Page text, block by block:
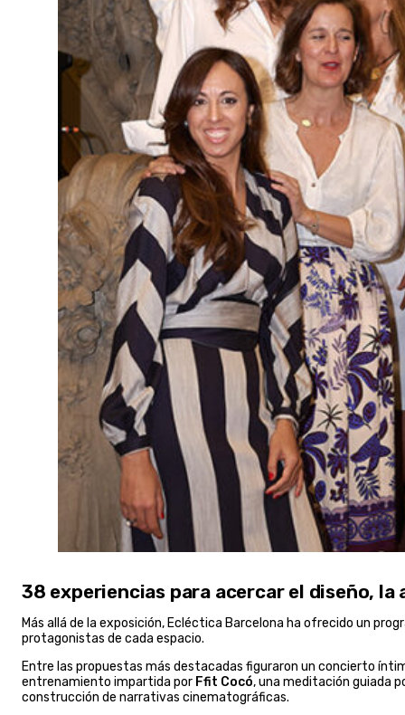
38 experiencias para acercar el diseño,
Más allá de la exposición, Ecléctica Barcelona ha ofrecido un
protagonistas de cada espacio.
Entre las propuestas más destacadas figuraron un concierto
entrenamiento impartida por Ffit Cocó, una meditación guiada
construcción de narrativas cinematográficas.